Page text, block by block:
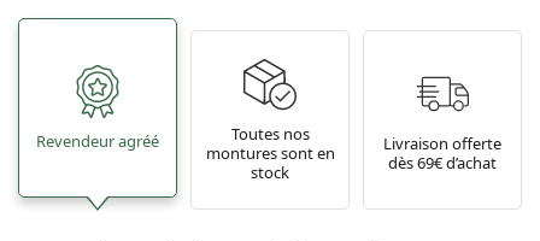
Revendeur agréé
Toutes nos
montures sont en
stock
Livraison offerte
dès 69€ d’achat